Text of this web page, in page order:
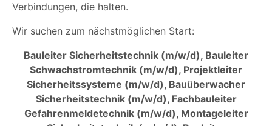
Verbindungen, die halten.
Wir suchen zum nächstmöglichen Start:
Bauleiter Sicherheitstechnik (m/w/d), Bauleiter
Schwachstromtechnik (m/w/d), Projektleiter
Sicherheitssysteme (m/w/d), Bauüberwacher
Sicherheitstechnik (m/w/d), Fachbauleiter
Gefahrenmeldetechnik (m/w/d), Montageleiter